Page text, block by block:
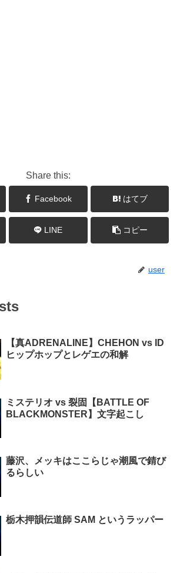
Share this:
Facebook はてブ
LINE コピー
user
【真ADRENALINE】CHEHON vs ID
ヒップホップとレゲエの和解
ミステリオ vs 裂固【BATTLE OF
BLACKMONSTER】文字起こし
藤沢、メッキはここらじゃ潮風で錆び
るらしい
栃木押韻伝道師 SAM というラッパー